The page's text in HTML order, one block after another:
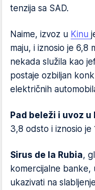
tenzija sa SAD.
Naime, izvoz u Kinu
maju, i iznosio je 6,8
nekada služila kao
postaje ozbiljan
električnih
Pad beleži i uvoz u
3,8 odsto i iznosio je
Sirus de la Rubia,
komercijalne
ukazivati na